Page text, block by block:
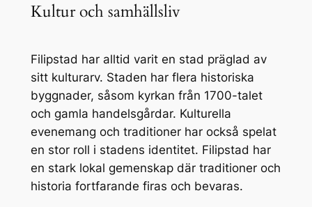
Kultur och samhällsliv
Filipstad har alltid varit en stad präglad av
sitt kulturarv. Staden har flera historiska
byggnader, såsom kyrkan från 1700-talet
och gamla handelsgårdar. Kulturella
evenemang och traditioner har också spelat
en stor roll i stadens identitet. Filipstad har
en stark lokal gemenskap där traditioner och
historia fortfarande firas och bevaras.